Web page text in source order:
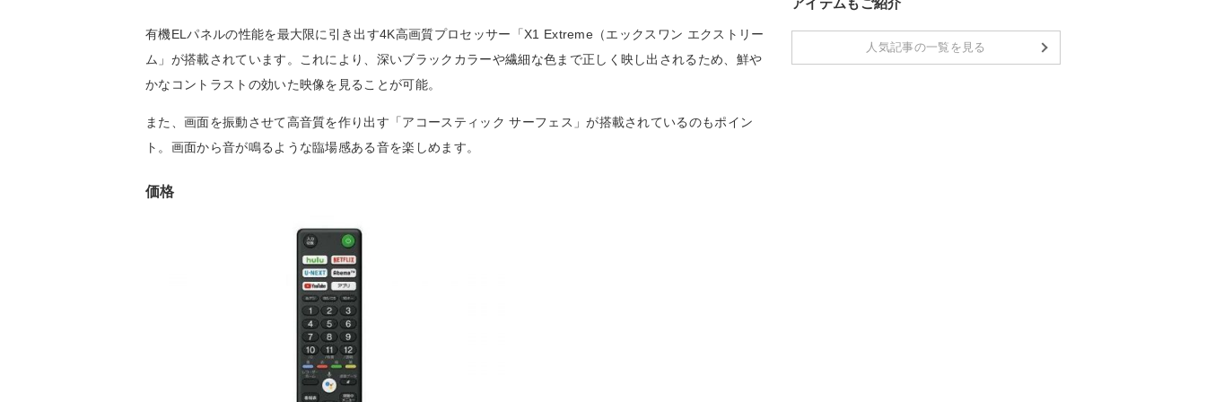
有機ELパネルの性能を最大限に引き出す4K高画質プロセッサー「X1 Extreme（エックスワン エクストリー
ム」が搭載されています。これにより、深いブラックカラーや繊細な色まで正しく映し出されるため、鮮や
かなコントラストの効いた映像を見ることが可能。
また、画面を振動させて高音質を作り出す「アコースティック サーフェス」が搭載されているのもポイン
ト。画面から音が鳴るような臨場感ある音を楽しめます。
価格
アイテムもご紹介
人気記事の一覧を見る